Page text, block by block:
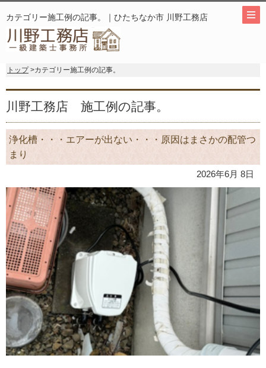
カテゴリー施工例の記事。｜ひたちなか市 川野工務店
トップ>カテゴリー施工例の記事。
川野工務店 施工例の記事。
浄化槽・・・エアーが出ない・・・原因はまさかの配管つ
まり
2026年6月 8日